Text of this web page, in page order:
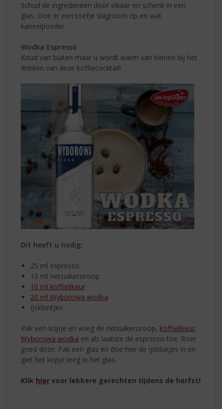
Schud de ingrediënten door elkaar en schenk in een
glas. Doe er een toefje slagroom op en wat
kaneelpoeder.
Wodka Espresso
Koud van buiten maar u wordt warm van binnen bij het
drinken van deze koffiecocktail!
Dit heeft u nodig:
25 ml espresso
10 ml rietsuikersiroop
10 ml koffielikeur
20 ml Wyborowa wodka
IJsklontjes
Pak een kopje en voeg de rietsuikersiroop, koffielikeur,
Wyborowa wodka en als laatste de espresso toe. Roer
goed door. Pak een glas en doe hier de ijsblokjes in en
giet het kopje leeg in het glas.
Klik hier voor lekkere gerechten tijdens de herfst!